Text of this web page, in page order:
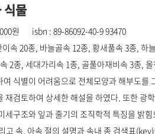
식물
원 isbn : 89-86092-40-9 93470
속 20종, 바늘골속 12종, 황새풀속 3종, 하
2종, 세대가리속 1종, 골풀아재비속 3종,
식별이 어려움으로 전체모양과 해부도를
재검토하여 상세한 해설을 하였다. 또한 광
세구조와 잎과 줄기의 조직학적 특징을 밝
고 속, 아속 절의 설명과 속내 종 검색표